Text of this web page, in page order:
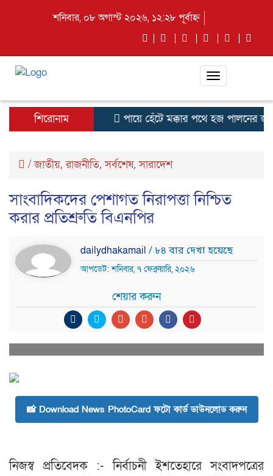
শনিবার, ০৮ অগাস্ট ২০২৬, ১২:২৮ পূর্বাহ্ন
Toggle
শিরোনাম
পায়ে হেঁটে মক্কার পথে হজ পালনের
/জাতীয়,রাজনীতি,সর্বশেষ,সারাদেশ
সাংবাদিকদের পেশাগত নিরাপত্তা নিশ্চিত
করার প্রতিশ্রুতি বিএনপির
dailydhakamail / ৮৪ বার দেখা হয়েছে
আপডেট: শনিবার, ৭ ফেব্রুয়ারি, ২০২৬
শেয়ার করুন
📸 Download News PhotoCard ফটো কার্ড ডাউনলোড করুন
নিজস্ব প্রতিবেদক :- নির্বাচনী ইশতেহারে সংবাদপত্রের